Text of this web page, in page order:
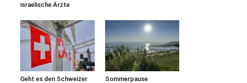
israelische Ärzte
Geht es den Schweizer
Sommerpause